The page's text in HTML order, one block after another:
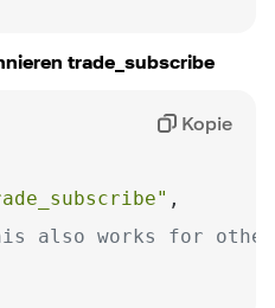
trade_subscribe
also works for
Kopie